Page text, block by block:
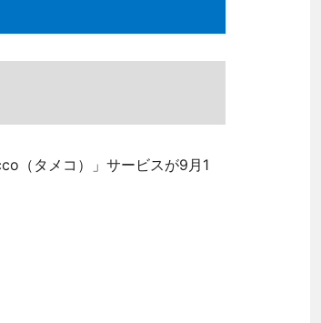
（タメコ）」サービスが9月1